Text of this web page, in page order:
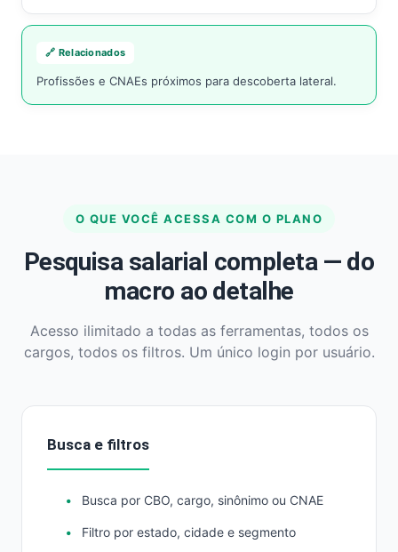
🔗 Relacionados
Profissões e CNAEs próximos para descoberta lateral.
O QUE VOCÊ ACESSA COM O PLANO
Pesquisa salarial completa — do
macro ao detalhe
Acesso ilimitado a todas as ferramentas, todos os
cargos, todos os filtros. Um único login por usuário.
Busca e filtros
Busca por CBO, cargo, sinônimo ou CNAE
Filtro por estado, cidade e segmento